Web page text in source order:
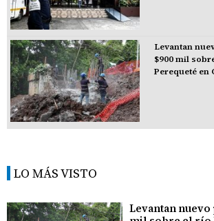
Levantan
$900 mil
Perequeté en
LO MÁS VISTO
Levantan nuevo